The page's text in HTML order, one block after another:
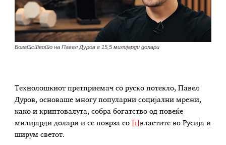
Богатството на Павел Дуров е 15,5 милијарди долари
Технолошкиот претприемач со руско потекло, Павел
Дуров, основаше многу популарни социјални мрежи,
како и криптовалута, собра богатство од повеќе
милијарди долари и се поврза со
[i]властите во Русија и
ширум светот.